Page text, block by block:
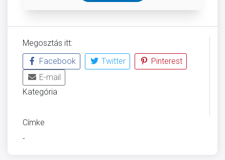
Megosztás itt:
Facebook
Twitter
Pinterest
E-mail
Kategória
Címke
-